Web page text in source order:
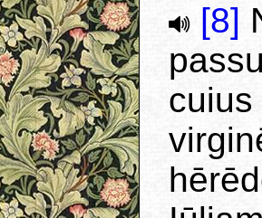
[8]
cuius